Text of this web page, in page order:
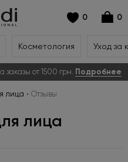
0 0
Косметология Уход за
от 1500 грн. Подробнее
лица Отзывы
лица